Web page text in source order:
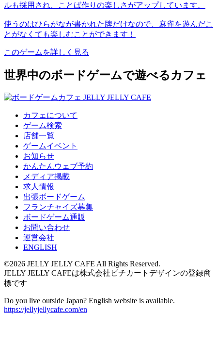
ルも採用され、ことば作りの楽しさがアップしています。
使うのはひらがなが書かれた牌だけなので、麻雀を遊んだこ
とがなくても楽しむことができます！
このゲームを詳しく見る
世界中のボードゲームで遊べるカフェ
カフェについて
ゲーム検索
店舗一覧
ゲームイベント
お知らせ
かんたんウェブ予約
メディア掲載
求人情報
出張ボードゲーム
フランチャイズ募集
ボードゲーム通販
お問い合わせ
運営会社
ENGLISH
©2026 JELLY JELLY CAFE All Rights Reserved.
JELLY JELLY CAFEは株式会社ピチカートデザインの登録商
標です
Do you live outside Japan? English website is available.
https://jellyjellycafe.com/en